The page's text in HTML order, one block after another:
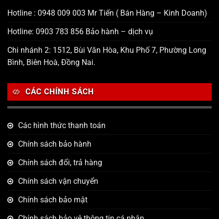
Hotline : 0948 009 003 Mr Tiến ( Bán Hàng – Kinh Doanh)
Hotline: 0903 783 856 Bảo hành – dịch vụ
Chi nhánh 2: 1512, Bùi Văn Hòa, Khu Phố 7, Phường Long
Bình, Biên Hoà, Đồng Nai.
CÁC CHÍNH SÁCH
Các hình thức thanh toán
Chính sách bảo hành
Chính sách đổi, trả hàng
Chính sách vận chuyển
Chính sách bảo mật